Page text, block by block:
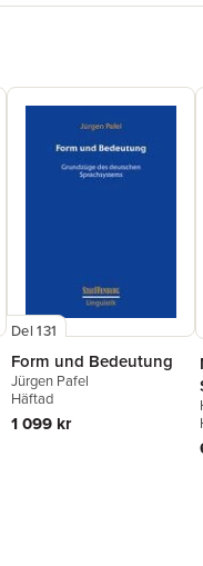
Del 131
Form und Bedeutung
Jürgen Pafel
Häftad
1 099 kr